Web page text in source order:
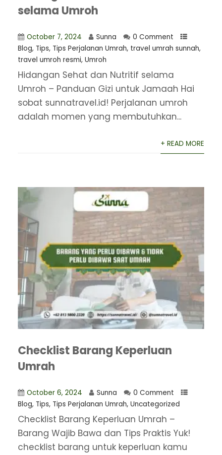
selama Umroh
October 7, 2024 Sunna
0 Comment
Blog, Tips, Tips Perjalanan Umrah, travel umrah sunnah,
travel umroh resmi, Umroh
Hidangan Sehat dan Nutritif selama
Umroh – Panduan Gizi untuk Jamaah Hai
sobat sunnatravel.id! Perjalanan umroh
adalah momen yang membutuhkan...
+ READ MORE
Checklist Barang Keperluan
Umrah
October 6, 2024 Sunna
0 Comment
Blog, Tips, Tips Perjalanan Umrah, Uncategorized
Checklist Barang Keperluan Umrah –
Barang Wajib Bawa dan Tips Praktis Yuk!
checklist barang untuk keperluan kamu